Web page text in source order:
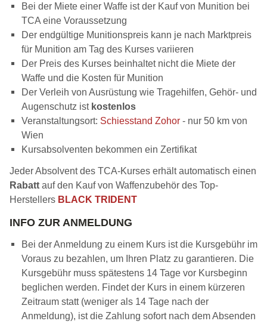
Bei der Miete einer Waffe ist der Kauf von Munition bei
TCA eine Voraussetzung
Der endgültige Munitionspreis kann je nach Marktpreis
für Munition am Tag des Kurses variieren
Der Preis des Kurses beinhaltet nicht die Miete der
Waffe und die Kosten für Munition
Der Verleih von Ausrüstung wie Tragehilfen, Gehör- und
Augenschutz ist kostenlos
Veranstaltungsort: Schiesstand Zohor - nur 50 km von
Wien
Kursabsolventen bekommen ein Zertifikat
Jeder Absolvent des TCA-Kurses erhält automatisch einen
Rabatt auf den Kauf von Waffenzubehör des Top-
Herstellers BLACK TRIDENT
INFO ZUR ANMELDUNG
Bei der Anmeldung zu einem Kurs ist die Kursgebühr im
Voraus zu bezahlen, um Ihren Platz zu garantieren. Die
Kursgebühr muss spätestens 14 Tage vor Kursbeginn
beglichen werden. Findet der Kurs in einem kürzeren
Zeitraum statt (weniger als 14 Tage nach der
Anmeldung), ist die Zahlung sofort nach dem Absenden